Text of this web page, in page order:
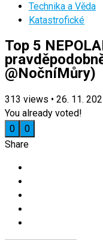
Technika a Věda
Katastrofické
Top 5
@NočníMůry)
313 views • 26. 11.
You already voted!
0
0
Share